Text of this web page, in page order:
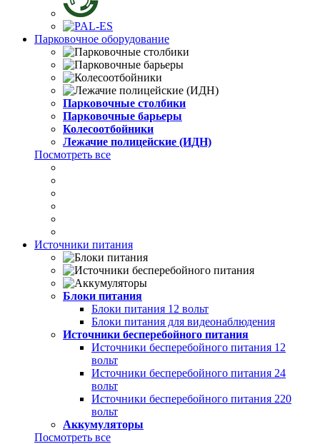
Парковочное оборудование
Парковочные столбики
Парковочные барьеры
Колесоотбойники
Лежачие полицейские (ИДН)
Посмотреть все
Источники питания
Блоки питания
Блоки питания 12 вольт
Блоки питания для видеонаблюдения
Источники бесперебойного питания
Источники бесперебойного питания 12
вольт
Источники бесперебойного питания 24
вольт
Источники бесперебойного питания 220
вольт
Аккумуляторы
Посмотреть все